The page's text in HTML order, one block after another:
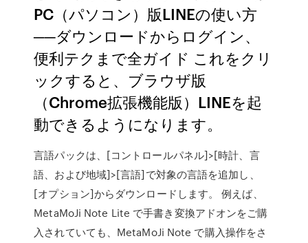
PC（パソコン）版LINEの使い方
──ダウンロードからログイン、
便利テクまで全ガイド これをクリ
ックすると、ブラウザ版
（Chrome拡張機能版）LINEを起
動できるようになります。
言語パックは、[コントロールパネル]>[時計、言
語、および地域]>[言語]で対象の言語を追加し、
[オプション]からダウンロードします。 例えば、
MetaMoJi Note Lite で手書き変換アドオンをご購
入されていても、MetaMoJi Note で購入操作をさ